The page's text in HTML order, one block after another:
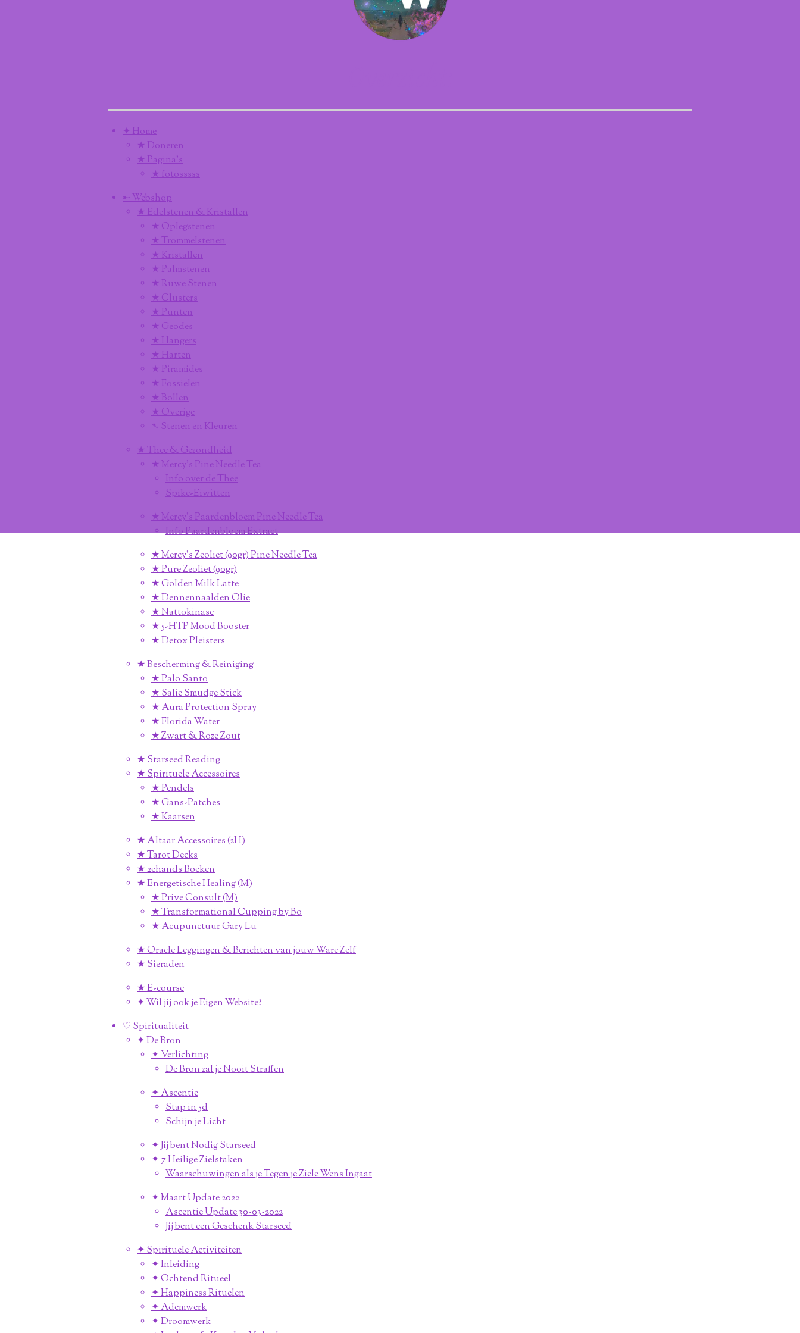
✦ Home
★ Doneren
★ Pagina’s
★ fotosssss
➸ Webshop
★ Edelstenen & Kristallen
★ Oplegstenen
★ Trommelstenen
★ Kristallen
★ Palmstenen
★ Ruwe Stenen
★ Clusters
★ Punten
★ Geodes
★ Hangers
★ Harten
★ Piramides
★ Fossielen
★ Bollen
★ Overige
➴ Stenen en Kleuren
★ Thee & Gezondheid
★ Mercy's Pine Needle Tea
Info over de Thee
Spike-Eiwitten
★ Mercy's Paardenbloem Pine Needle Tea
Info Paardenbloem Extract
★ Mercy's Zeoliet (90gr) Pine Needle Tea
★ Pure Zeoliet (90gr)
★ Golden Milk Latte
★ Dennennaalden Olie
★ Nattokinase
★ 5-HTP Mood Booster
★ Detox Pleisters
★ Bescherming & Reiniging
★ Palo Santo
★ Salie Smudge Stick
★ Aura Protection Spray
★ Florida Water
★ Zwart & Roze Zout
★ Starseed Reading
★ Spirituele Accessoires
★ Pendels
★ Gans-Patches
★ Kaarsen
★ Altaar Accessoires (2H)
★ Tarot Decks
★ 2ehands Boeken
★ Energetische Healing (M)
★ Prive Consult (M)
★ Transformational Cupping by Bo
★ Acupunctuur Gary Lu
★ Oracle Leggingen & Berichten van jouw Ware Zelf
★ Sieraden
★ E-course
✦ Wil jij ook je Eigen Website?
♡ Spiritualiteit
✦ De Bron
✦ Verlichting
De Bron zal je Nooit Straffen
✦ Ascentie
Stap in 5d
Schijn je Licht
✦ Jij bent Nodig Starseed
✦ 7 Heilige Zielstaken
Waarschuwingen als je Tegen je Ziele Wens Ingaat
✦ Maart Update 2022
Ascentie Update 30-03-2022
Jij bent een Geschenk Starseed
✦ Spirituele Activiteiten
✦ Inleiding
✦ Ochtend Ritueel
✦ Happiness Rituelen
✦ Ademwerk
✦ Droomwerk